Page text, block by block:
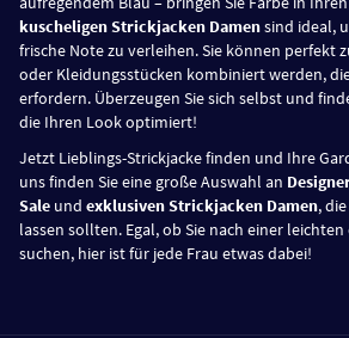
kuscheligen Strickjacken Damensind ideal,
frische Note zu verleihen. Sie können perfekt
oder Kleidungsstücken kombiniert werden,
erfordern. Überzeugen Sie sich selbst und
die Ihren Look optimiert!
Jetzt Lieblings-Strickjacke finden und Ihre
uns finden Sie eine große Auswahl an
Sale und exklusiven Strickjacken Damen,
lassen sollten. Egal, ob Sie nach einer
suchen, hier ist für jede Frau etwas dabei!